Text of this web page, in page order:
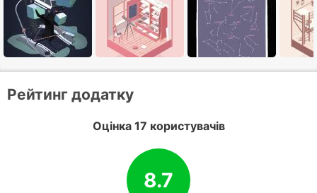
Рейтинг додатку
Оцінка 17 користувачів
8.7